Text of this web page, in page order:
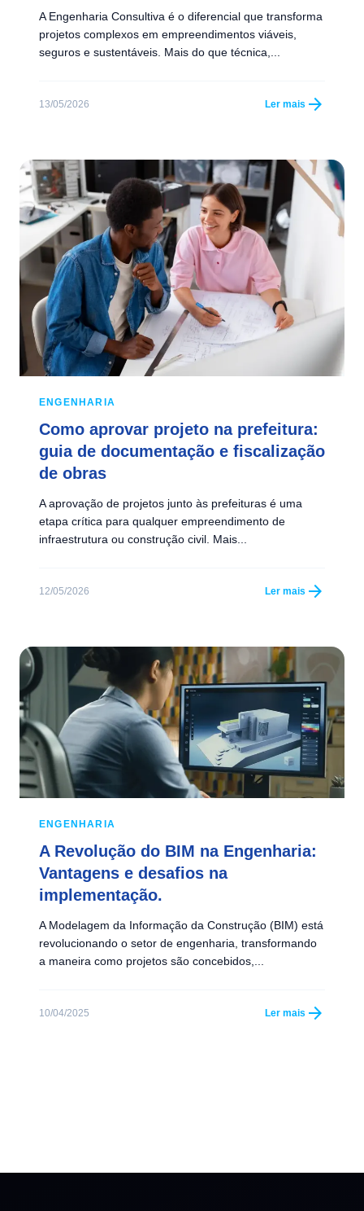
A Engenharia Consultiva é o diferencial que transforma
projetos complexos em empreendimentos viáveis,
seguros e sustentáveis. Mais do que técnica,...
13/05/2026 Ler mais arrow_forward
ENGENHARIA
Como aprovar projeto na prefeitura:
guia de documentação e fiscalização
de obras
A aprovação de projetos junto às prefeituras é uma
etapa crítica para qualquer empreendimento de
infraestrutura ou construção civil. Mais...
12/05/2026 Ler mais arrow_forward
ENGENHARIA
A Revolução do BIM na Engenharia:
Vantagens e desafios na
implementação.
A Modelagem da Informação da Construção (BIM) está
revolucionando o setor de engenharia, transformando
a maneira como projetos são concebidos,...
10/04/2025 Ler mais arrow_forward